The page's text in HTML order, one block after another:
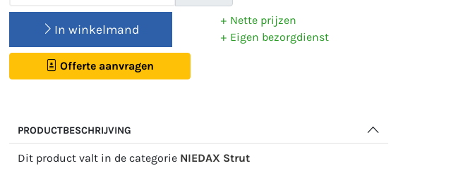
In winkelmand
Offerte aanvragen
Nette prijzen
Eigen bezorgdienst
PRODUCTBESCHRIJVING
Dit product valt in de categorie NIEDAX Strut